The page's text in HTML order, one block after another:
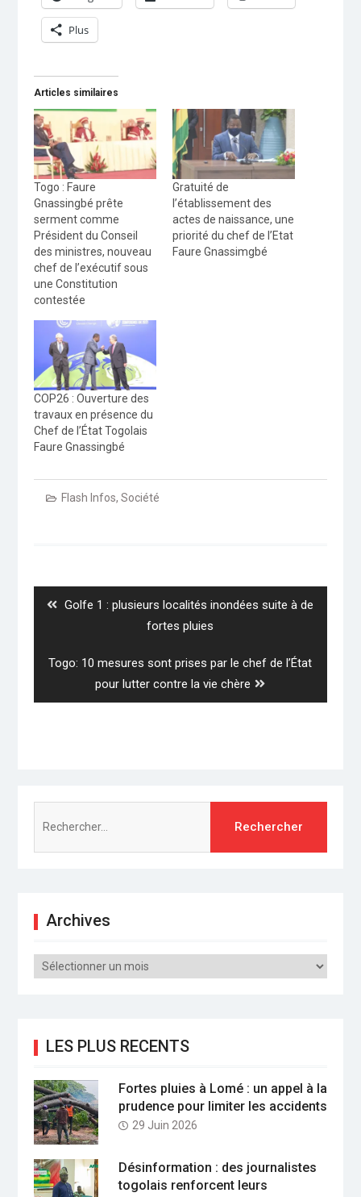
Plus
Articles similaires
Togo : Faure
Gnassingbé prête
serment comme
Président du Conseil
des ministres, nouveau
chef de l’exécutif sous
une Constitution
contestée
Gratuité de
l’établissement des
actes de naissance, une
priorité du chef de l’Etat
Faure Gnassimgbé
COP26 : Ouverture des
travaux en présence du
Chef de l’État Togolais
Faure Gnassingbé
Flash Infos, Société
l’articlePrevious
Golfe 1 : plusieurs localités inondées suite à de
fortes pluies
Next
Togo: 10 mesures sont prises par le chef de l’État
pour lutter contre la vie chère
Archives
Archives
LES PLUS RECENTS
Fortes pluies à Lomé : un appel à la
prudence pour limiter les accidents
29 Juin 2026
Désinformation : des journalistes
togolais renforcent leurs